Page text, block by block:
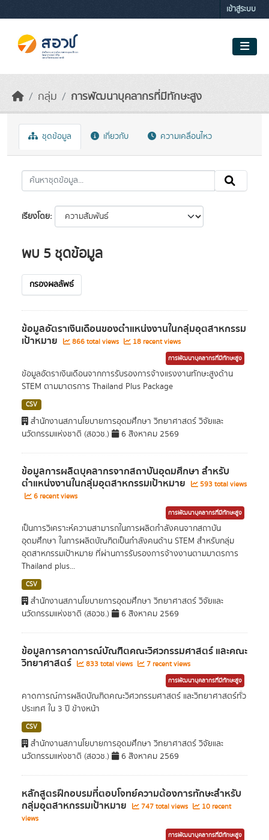
เข้าสู่ระบบ
กลุ่ม การพัฒนาบุคลากรที่มีทักษะสูง
ชุดข้อมูล เกี่ยวกับ ความเคลื่อนไหว
เรียงโดย
พบ 5 ชุดข้อมูล
กรองผลลัพธ์
ข้อมูลอัตราเงินเดือนของตำแหน่งงานในกลุ่มอุตสาหกรรม
เป้าหมาย 866 total views 18 recent views
การพัฒนาบุคลากรที่มีทักษะสูง
ข้อมูลอัตราเงินเดือนจากการรับรองการจ้างแรงงานทักษะสูงด้าน
STEM ตามมาตรการ Thailand Plus Package
CSV
สำนักงานสภานโยบายการอุดมศึกษา วิทยาศาสตร์ วิจัยและ
นวัตกรรมแห่งชาติ (สอวช.)
6 สิงหาคม 2569
ข้อมูลการผลิตบุคลากรจากสถาบันอุดมศึกษา สำหรับ
ตำแหน่งงานในกลุ่มอุตสาหกรรมเป้าหมาย
593 total views
6 recent views
การพัฒนาบุคลากรที่มีทักษะสูง
เป็นการวิเคราะห์ความสามารถในการผลิตกำลังคนจากสถาบัน
อุดมศึกษา ในการผลิตบัณฑิตเป็นกำลังคนด้าน STEM สำหรับกลุ่ม
อุตสาหกรรมเป้าหมาย ที่ผ่านการรับรองการจ้างงานตามมาตรการ
Thailand plus...
CSV
สำนักงานสภานโยบายการอุดมศึกษา วิทยาศาสตร์ วิจัยและ
นวัตกรรมแห่งชาติ (สอวช.)
6 สิงหาคม 2569
ข้อมูลการคาดการณ์บัณฑิตคณะวิศวกรรมศาสตร์ และคณะ
วิทยาศาสตร์ 833 total views 7 recent views
การพัฒนาบุคลากรที่มีทักษะสูง
คาดการณ์การผลิตบัณฑิตคณะวิศวกรรมศาสตร์ และวิทยาศาสตร์ทั่ว
ประเทศ ใน 3 ปี ข้างหน้า
CSV
สำนักงานสภานโยบายการอุดมศึกษา วิทยาศาสตร์ วิจัยและ
นวัตกรรมแห่งชาติ (สอวช.)
6 สิงหาคม 2569
หลักสูตรฝึกอบรมที่ตอบโจทย์ความต้องการทักษะสำหรับ
กลุ่มอุตสาหกรรมเป้าหมาย 747 total views
10 recent
views
การพัฒนาบุคลากรที่มีทักษะสูง